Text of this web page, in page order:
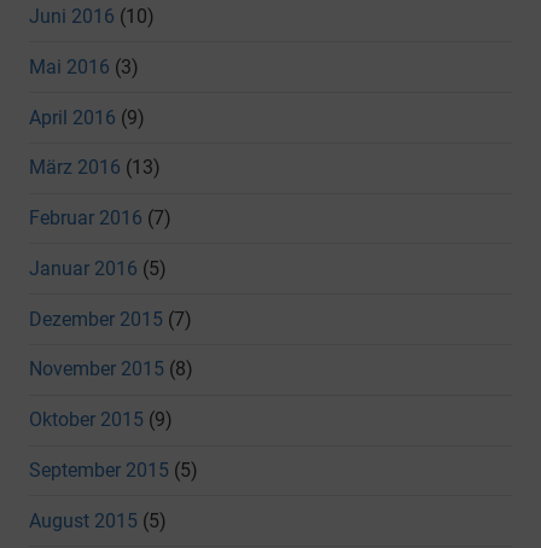
Juni 2016 (10)
Mai 2016 (3)
April 2016 (9)
März 2016 (13)
Februar 2016 (7)
Januar 2016 (5)
Dezember 2015 (7)
November 2015 (8)
Oktober 2015 (9)
September 2015 (5)
August 2015 (5)